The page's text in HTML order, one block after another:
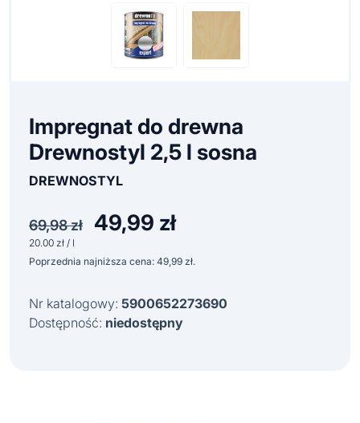
Impregnat do drewna
Drewnostyl 2,5 l sosna
DREWNOSTYL
69,98zł
Pierwotna
cena
wynosiła:
49,99 złAktualna
wynosi:
20.00 zł / l
Poprzednia najniższa cena: 49,99 zł.
Nr katalogowy: 5900652273690
Dostępność: niedostępny